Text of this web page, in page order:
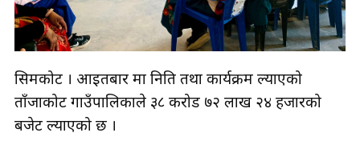
सिमकोट । आइतबार मात्र निति तथा कार्यक्रम ल्याएको
ताँजाकोट गाउँपालिकाले ३८ करोड ७२ लाख २४ हजारको
बजेट ल्याएको छ ।